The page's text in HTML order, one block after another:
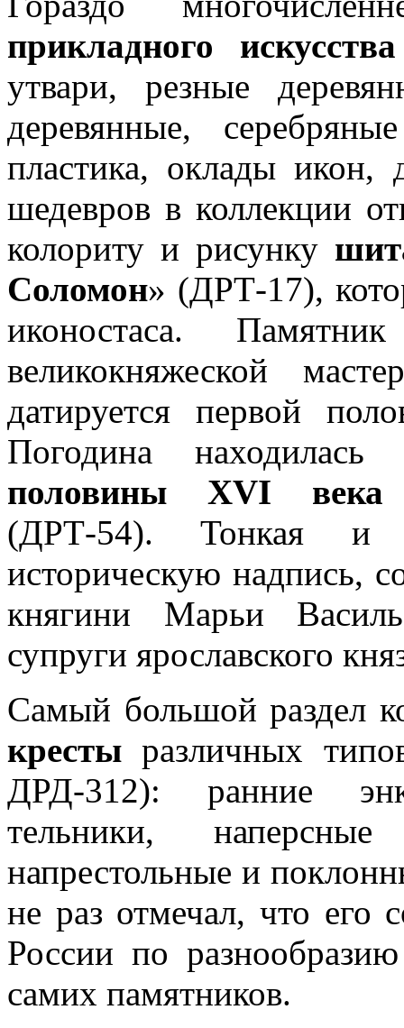
прикладного искусства
утвари, резные
деревянные,
пластика, оклады икон,
шедевров в коллекции
колориту и рисунку
Соломон» (ДРТ-17),
иконостаса.
великокняжеской
датируется первой
Погодина
половины XVI века
(ДРТ-54). Тонкая и
историческую
княгини Марьи
супруги ярославского
Самый большой раздел
кресты различных
ДРД-312): ранние
тельники,
напрестольные и
не раз отмечал, что его
России по
самих памятников.